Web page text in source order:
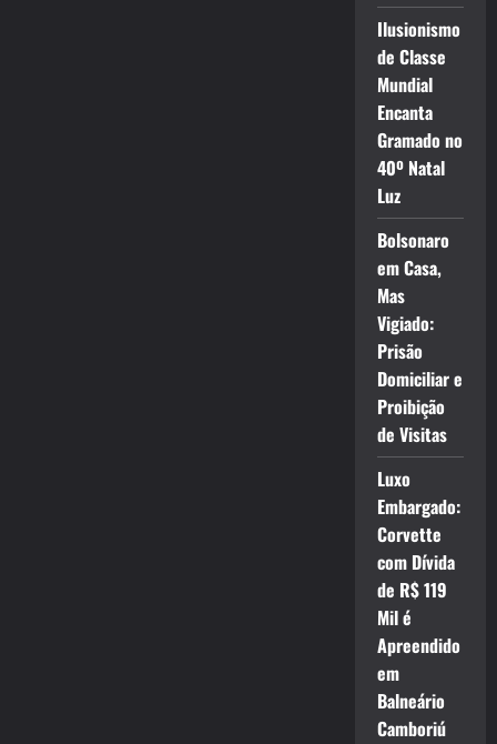
Ilusionismo
de Classe
Mundial
Encanta
Gramado no
40º Natal
Luz
Bolsonaro
em Casa,
Mas
Vigiado:
Prisão
Domiciliar e
Proibição
de Visitas
Luxo
Embargado:
Corvette
com Dívida
de R$ 119
Mil é
Apreendido
em
Balneário
Camboriú